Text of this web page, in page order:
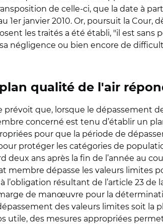
de celle-ci, que la date à
1er janvier 2010. Or, poursuit la
les traités a été établi, "il est
négligence ou bien encore de
qualité de l'air
que, lorsque le dépassement
concerné est tenu d’établir un
pour que la période de
protéger les catégories de
deux ans après la fin de l’année au
membre dépasse les valeurs limites
l’obligation résultant de l’article 23
de manœuvre pour la
des valeurs limites soit la
utile, des mesures appropriées